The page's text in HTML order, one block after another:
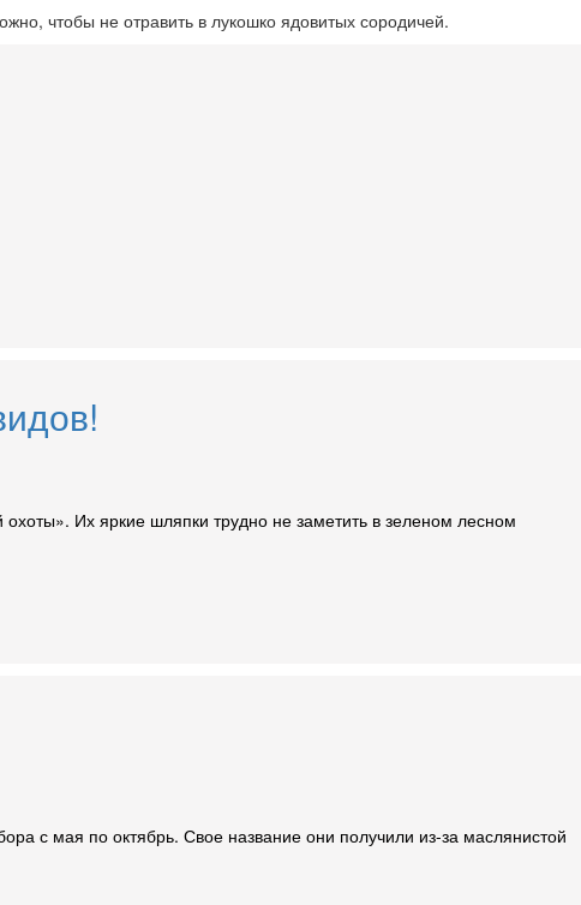
чтобы не отравить в лукошко ядовитых сородичей.
Их яркие шляпки трудно не заметить в зеленом лесном
с мая по октябрь. Свое название они получили из-за маслянистой